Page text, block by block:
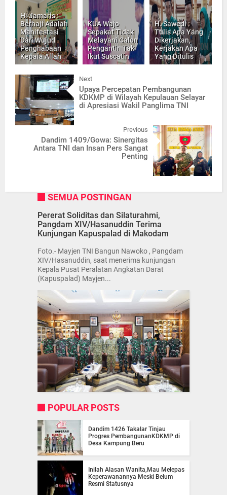
H. Jamaris :
Berhaji Adalah
Manifestasi
Dari Wujud
Penghabaan
Kepala Allah
KUA Wajo
Sepakat Tidak
Melayani Calon
Pengantin Tak
Ikut Suscatin
H. Sawedi :
Tulis Apa Yang
Dikerjakan,
Kerjakan Apa
Yang Ditulis
Next
Upaya Percepatan Pembangunan
KDKMP di Wilayah Kepulauan Selayar
di Apresiasi Wakil Panglima TNI
Previous
Dandim 1409/Gowa: Sinergitas
Antara TNI dan Insan Pers Sangat
Penting
SEMUA POSTINGAN
Pererat Soliditas dan Silaturahmi,
Pangdam XIV/Hasanuddin Terima
Kunjungan Kapuspalad di Makodam
Foto.- Mayjen TNI Bangun Nawoko , Pangdam
XIV/Hasanuddin, saat menerima kunjungan
Kepala Pusat Peralatan Angkatan Darat
(Kapuspalad) Mayjen...
POPULAR POSTS
Dandim 1426 Takalar Tinjau
Progres PembangunanKDKMP di
Desa Kampung Beru
Inilah Alasan Wanita,Mau Melepas
Keperawanannya Meski Belum
Resmi Statusnya